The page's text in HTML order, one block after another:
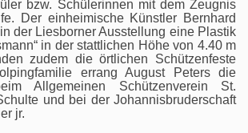
bzw. Schülerinnen mit dem Zeugnis
Der einheimische Künstler Bernhard
der Liesborner Ausstellung eine Plastik
in der stattlichen Höhe von 4.40 m
zudem die örtlichen Schützenfeste
errang August Peters die
Allgemeinen Schützenverein St.
und bei der Johannisbruderschaft
jr.